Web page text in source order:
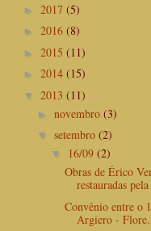
► 2017 (5)
► 2016 (8)
► 2015 (11)
► 2014 (15)
▼ 2013 (11)
► novembro (3)
▼ setembro (2)
▼ 16/09 (2)
Obras de Érico
restauradas
Convênio entre o
Argiero -